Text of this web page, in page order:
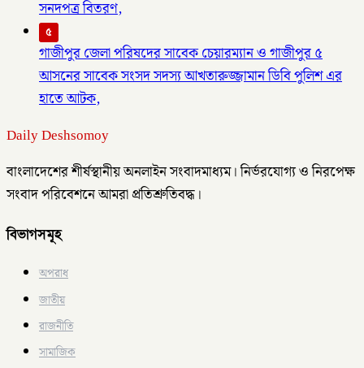
সনদপত্র বিতরণ,
৫
গাজীপুর জেলা পরিষদের সাবেক চেয়ারম্যান ও গাজীপুর ৫
আসনের সাবেক সংসদ সদস্য আখতারুজ্জামান ডিবি পুলিশ এর
হাতে আটক,
Daily Deshsomoy
বাংলাদেশের শীর্ষস্থানীয় অনলাইন সংবাদমাধ্যম। নির্ভরযোগ্য ও নিরপেক্ষ
সংবাদ পরিবেশনে আমরা প্রতিশ্রুতিবদ্ধ।
বিভাগসমূহ
অপরাধ
জাতীয়
রাজনীতি
সামাজিক